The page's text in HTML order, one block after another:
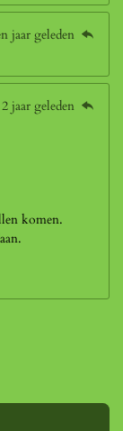
jaar geleden
2 jaar geleden
komen.